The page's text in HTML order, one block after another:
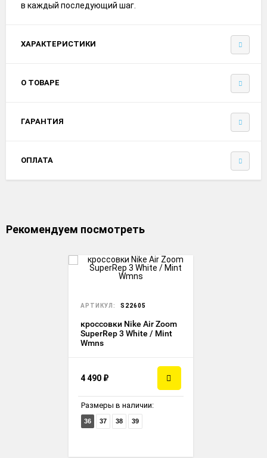
в каждый последующий шаг.
ХАРАКТЕРИСТИКИ
О ТОВАРЕ
ГАРАНТИЯ
ОПЛАТА
Рекомендуем посмотреть
АРТИКУЛ: S22605
кроссовки Nike Air Zoom
SuperRep 3 White / Mint
Wmns
4 490 ₽
Размеры в наличии:
36 37 38 39